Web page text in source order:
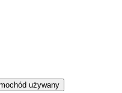
używany